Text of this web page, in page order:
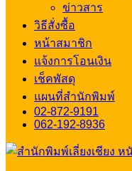
ข่าวสาร
วิธีสั่งซื้อ
หน้าสมาชิก
แจ้งการโอนเงิน
เช็คพัสดุ
แผนที่สำนักพิมพ์
02-872-9191
062-192-8936